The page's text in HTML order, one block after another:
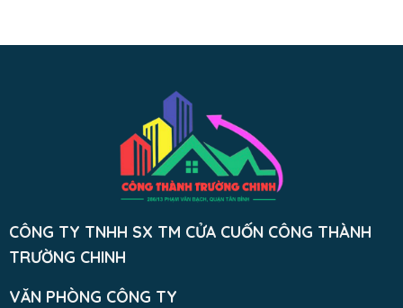
CÔNG TY TNHH SX TM CỬA CUỐN CÔNG THÀNH
TRƯỜNG CHINH
VĂN PHÒNG CÔNG TY